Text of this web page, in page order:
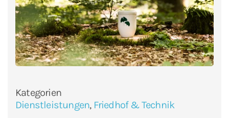
Kategorien
Dienstleistungen, Friedhof & Technik